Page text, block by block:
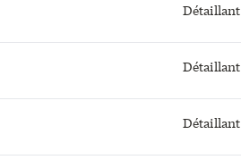
Détaillant
Détaillant
Détaillant